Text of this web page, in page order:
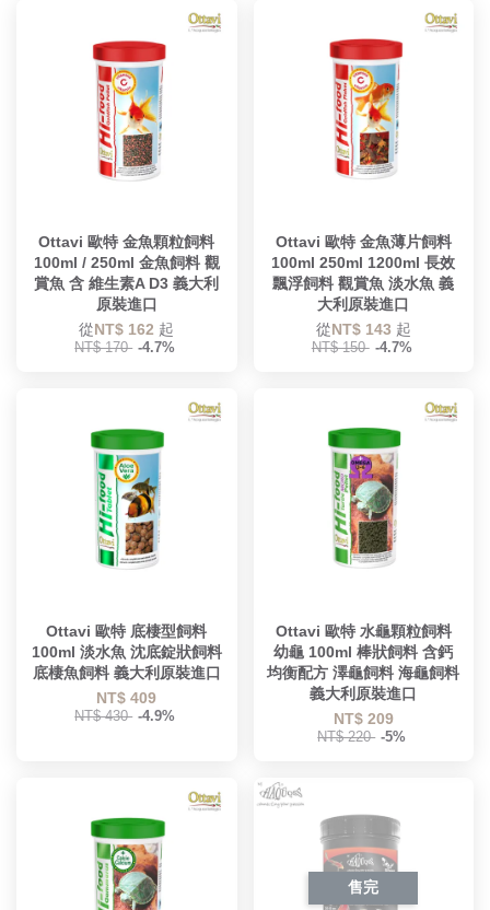
Ottavi 歐特 金魚顆粒飼料
100ml / 250ml 金魚飼料 觀
賞魚 含 維生素A D3 義大利
原裝進口
從NT$ 162 起
NT$ 170 -4.7%
Ottavi 歐特 金魚薄片飼料
100ml 250ml 1200ml 長效
飄浮飼料 觀賞魚 淡水魚 義
大利原裝進口
從NT$ 143 起
NT$ 150 -4.7%
Ottavi 歐特 底棲型飼料
100ml 淡水魚 沈底錠狀飼料
底棲魚飼料 義大利原裝進口
NT$ 409
NT$ 430 -4.9%
Ottavi 歐特 水龜顆粒飼料
幼龜 100ml 棒狀飼料 含鈣
均衡配方 澤龜飼料 海龜飼料
義大利原裝進口
NT$ 209
NT$ 220 -5%
售完